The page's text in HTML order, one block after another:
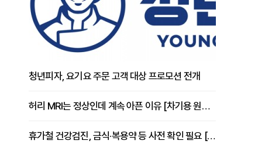
청년피자, 요기요 주문 고객 대상 프로모션 전개
허리 MRI는 정상인데 계속 아픈 이유 [차기용 원장 칼럼]
휴가철 건강검진, 금식·복용약 등 사전 확인 필요 [정도감 원장 칼럼]